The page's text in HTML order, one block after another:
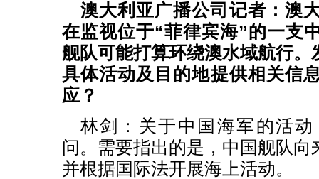
澳大利亚广播公司记者：澳
在监视位于“菲律宾海”的一支
舰队可能打算环绕澳水域航行。
具体活动及目的地提供相关信
应？
林剑：关于中国海军的活
问。需要指出的是，中国舰队向
并根据国际法开展海上活动。